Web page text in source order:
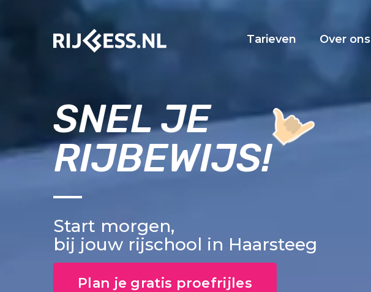
Tarieven Over ons
SNEL JE
RIJBEWIJS!
Start morgen,
bij jouw rijschool in Haarsteeg
Plan je gratis proefrijles